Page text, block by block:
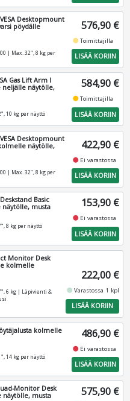
Desktopmount
pöydälle
| Max. 32", 8 kg per
576,90 €
fiber_manual_recordToimittajilla
LISÄÄ KORIIN
Gas Lift Arm I
neljälle näytölle,
10 kg per näyttö
584,90 €
fiber_manual_recordToimittajilla
LISÄÄ KORIIN
Desktopmount
näytölle,
| Max. 32", 8 kg per
422,90 €
fiber_manual_record Ei varastossa
LISÄÄ KORIIN
Basic
näytölle, musta
8 kg per näyttö
153,90 €
fiber_manual_record Ei varastossa
LISÄÄ KORIIN
Monitor Desk
kolmelle
6 kg | Läpivienti &
222,00 €
fiber_manual_record Varastossa 1 kpl
LISÄÄ KORIIN
kolmelle
14 kg per näyttö
486,90 €
fiber_manual_record Ei varastossa
LISÄÄ KORIIN
Monitor Desk
näytölle, musta
575,90 €